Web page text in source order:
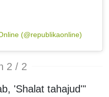
(@republikaonline)
2 / 2
'Shalat tahajud'"